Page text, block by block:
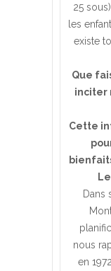
25
les
existe
Que
inciter
Cette
Dans
nous
en